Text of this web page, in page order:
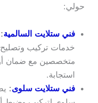
حولي:
فني ستلايت السالمية:
خدمات تركيب وتصليح
متخصصين مع ضمان
استجابة.
فني ستلايت سلوى: